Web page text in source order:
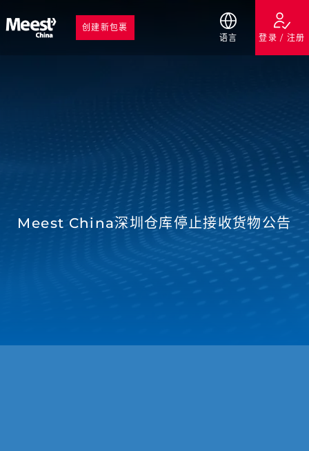
创建新包裹
语言
登录 / 注册
Meest China深圳仓库停止接收货物公告